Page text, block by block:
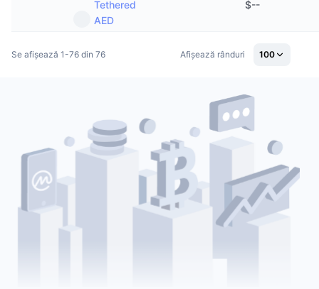
Tethered
AED
$--
Se afișează 1-76 din 76 Afișează rânduri 100